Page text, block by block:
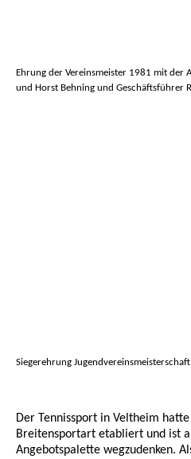
Ehrung der Vereinsmeister 1981 mit der
und Horst Behning und Geschäftsführer
Siegerehrung
Der Tennissport in Veltheim
Breitensportart etabliert und ist
Angebotspalette wegzudenken.